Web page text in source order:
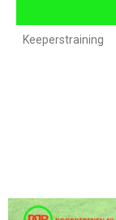
Keeperstraining